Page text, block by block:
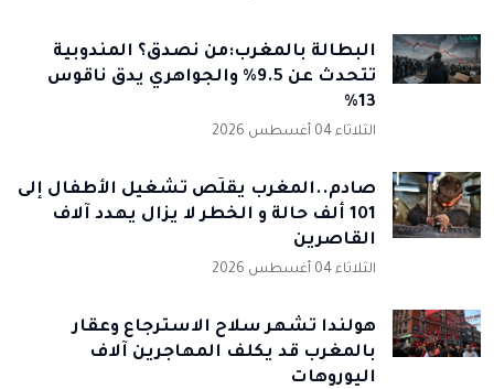
البطالة بالمغرب:من نصدق؟ المندوبية
تتحدث عن 9.5% والجواهري يدق ناقوس
13%
الثلاثاء 04 أغسطس 2026
صادم..المغرب يقلّص تشغيل الأطفال إلى
101 ألف حالة و الخطر لا يزال يهدد آلاف
القاصرين
الثلاثاء 04 أغسطس 2026
هولندا تشهر سلاح الاسترجاع وعقار
بالمغرب قد يكلف المهاجرين آلاف
اليوروهات